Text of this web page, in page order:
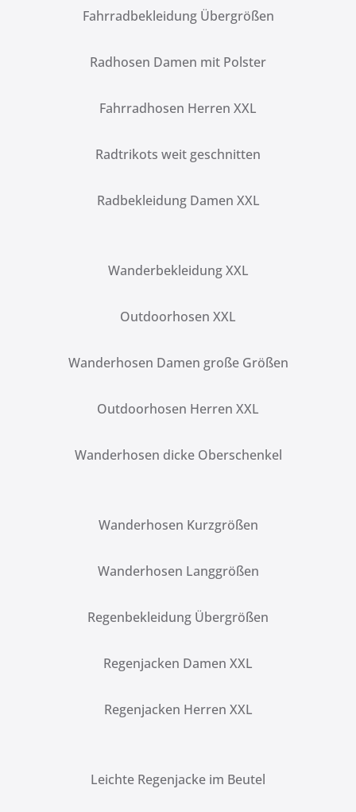
Fahrradbekleidung Übergrößen
Radhosen Damen mit Polster
Fahrradhosen Herren XXL
Radtrikots weit geschnitten
Radbekleidung Damen XXL
Wanderbekleidung XXL
Outdoorhosen XXL
Wanderhosen Damen große Größen
Outdoorhosen Herren XXL
Wanderhosen dicke Oberschenkel
Wanderhosen Kurzgrößen
Wanderhosen Langgrößen
Regenbekleidung Übergrößen
Regenjacken Damen XXL
Regenjacken Herren XXL
Leichte Regenjacke im Beutel